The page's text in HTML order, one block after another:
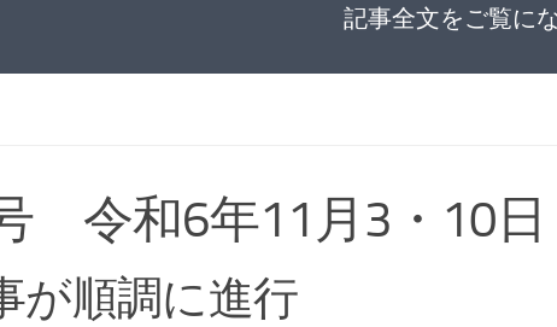
記事全文をご覧に
令和6年11月3・10日
が順調に進行